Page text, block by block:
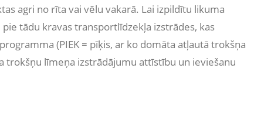
agri no rīta vai vēlu vakarā. Lai izpildītu likuma
tādu kravas transportlīdzekļa izstrādes, kas
(PIEK = pīķis, ar ko domāta atļautā trokšņa
trokšņu līmeņa izstrādājumu attīstību un ieviešanu